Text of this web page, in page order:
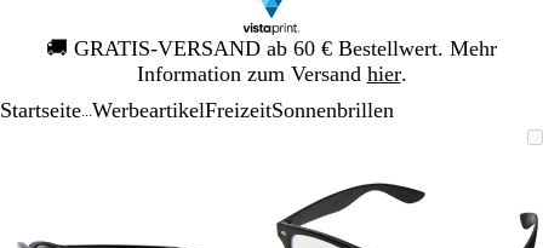
🚚 GRATIS-VERSAND ab 60 € Bestellwert. Mehr
Information zum Versand hier.
Galeriebild
1
Startseite WerbeartikelFreizeitSonnenbrillen
Vergrößer-/
Minimum
Vergrößern
die
Tasten